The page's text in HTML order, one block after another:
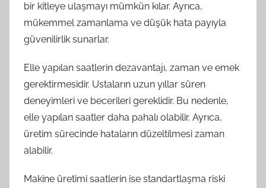
bir kitleye ulaşmayı mümkün kılar. Ayrıca,
mükemmel zamanlama ve düşük hata payıyla
güvenilirlik sunarlar.
Elle yapılan saatlerin dezavantajı, zaman ve emek
gerektirmesidir. Ustaların uzun yıllar süren
deneyimleri ve becerileri gereklidir. Bu nedenle,
elle yapılan saatler daha pahalı olabilir. Ayrıca,
üretim sürecinde hataların düzeltilmesi zaman
alabilir.
Makine üretimi saatlerin ise standartlaşma riski